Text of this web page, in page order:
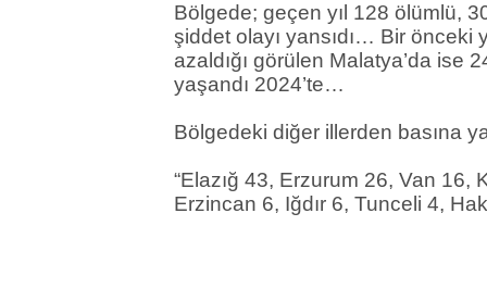
Bölgede; geçen yıl 128 ölümlü,
şiddet olayı yansıdı… Bir önceki
azaldığı görülen Malatya’da ise
yaşandı 2024’te…
Bölgedeki diğer illerden basına
“Elazığ 43, Erzurum 26, Van 16,
Erzincan 6, Iğdır 6, Tunceli 4,